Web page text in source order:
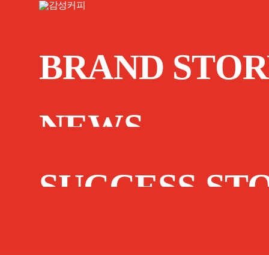
BRAND
NEWS
SUCCESS